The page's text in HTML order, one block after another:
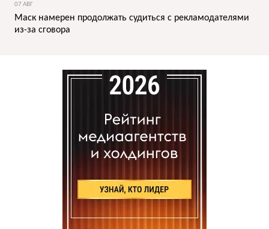
07 АВГ
Маск намерен продолжать судиться с рекламодателями
из-за сговора